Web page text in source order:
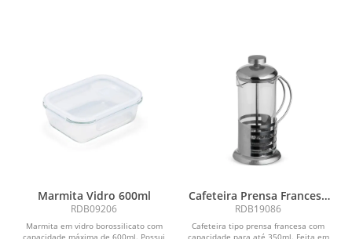
Marmita Vidro 600ml
RDB09206
Marmita em vidro borossilicato com
capacidade máxima de 600ml. Possui
Cafeteira Prensa Francesa
350ml
RDB19086
Cafeteira tipo prensa francesa com
capacidade para até 350ml. Feita em